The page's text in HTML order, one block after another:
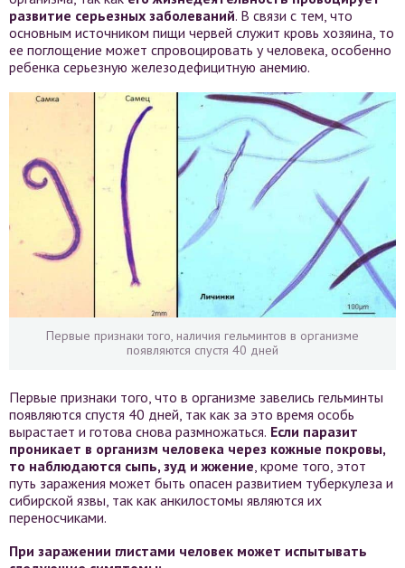
развитие серьезных заболеваний. В связи с тем, что
основным источником пищи червей служит кровь хозяина, то
ее поглощение может спровоцировать у человека, особенно
ребенка серьезную железодефицитную анемию.
Первые признаки того, наличия гельминтов в организме
появляются спустя 40 дней
Первые признаки того, что в организме завелись гельминты
появляются спустя 40 дней, так как за это время особь
вырастает и готова снова размножаться. Если паразит
проникает в организм человека через кожные покровы,
то наблюдаются сыпь, зуд и жжение, кроме того, этот
путь заражения может быть опасен развитием туберкулеза и
сибирской язвы, так как анкилостомы являются их
переносчиками.
При заражении глистами человек может испытывать